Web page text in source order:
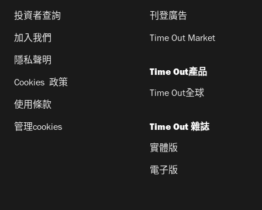
投資者查詢
加入我們
隱私聲明
Cookies 政策
使用條款
管理cookies
刊登廣告
Time Out Market
Time Out產品
Time Out全球
Time Out 雜誌
實體版
電子版